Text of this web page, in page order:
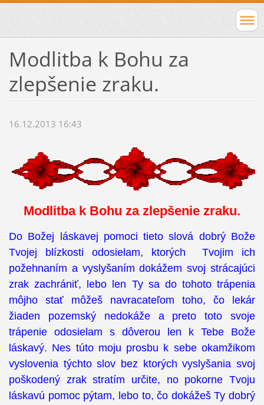
Modlitba k Bohu za
zlepšenie zraku.
16.12.2013 16:43
Modlitba k Bohu za zlepšenie zraku.
Do Božej láskavej pomoci tieto slová dobrý Bože
Tvojej blízkosti odosielam, ktorých Tvojim ich
požehnaním a vyslyšaním dokážem svoj strácajúci
zrak zachrániť, lebo len Ty sa do tohoto trápenia
môjho stať môžeš navracateľom toho, čo lekár
žiaden pozemský nedokáže a preto toto svoje
trápenie odosielam s dôverou len k Tebe Bože
láskavý. Nes túto moju prosbu k sebe okamžikom
vyslovenia týchto slov bez ktorých vyslyšania svoj
poškodený zrak stratím určite, no pokorne Tvoju
láskavú pomoc pýtam, lebo to, čo dokážeš Ty dobrý